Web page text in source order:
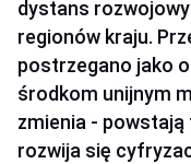
dystans
regionów kraju.
postrzegano jako
środkom unijnym
zmienia -
rozwija się